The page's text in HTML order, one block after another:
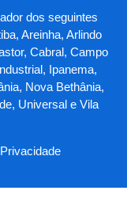
dos seguintes
Areinha, Arlindo
Cabral, Campo
Ipanema,
Nova Bethânia,
Universal e Vila